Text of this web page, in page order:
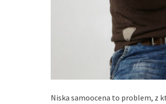
Niska samoocena to problem, z